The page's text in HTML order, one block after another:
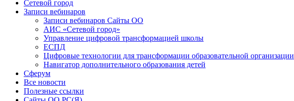
Сетевой город
Записи вебинаров
Записи вебинаров Сайты ОО
АИС «Сетевой город»
Управление цифровой трансформацией школы
ЕСПД
Цифровые технологии для трансформации образовательной организации
Навигатор дополнительного образования детей
Сферум
Все новости
Полезные ссылки